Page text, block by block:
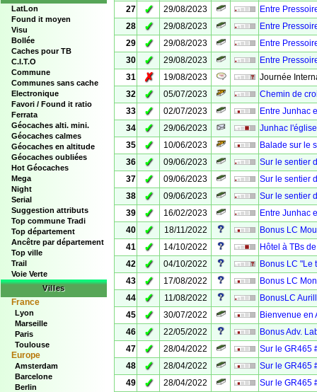
LatLon
Found it moyen
Visu
Bollée
Caches pour TB
C.I.T.O
Commune
Communes sans cache
Electronique
Favori / Found it ratio
Ferrata
Géocaches alti. mini.
Géocaches calmes
Géocaches en altitude
Géocaches oubliées
Hot Géocaches
Mega
Night
Serial
Suggestion attributs
Top commune Tradi
Top département
Ancêtre par département
Top ville
Trail
Voie Verte
Villes
France
Lyon
Marseille
Paris
Toulouse
Europe
Amsterdam
Barcelone
Berlin
27
✓ 29/08/2023
Entre
28
✓ 29/08/2023
Entre
29
✓ 29/08/2023
Entre
30
✓ 29/08/2023
Entre
31
✗ 19/08/2023
Journée
32
✓ 05/07/2023
Chemin de
33
✓ 02/07/2023
Entre Junhac
34
✓ 29/06/2023
Junhac
35
✓ 10/06/2023
Balade sur le
36
✓ 09/06/2023
Sur le sentier
37
✓ 09/06/2023
Sur le sentier
38
✓ 09/06/2023
Sur le sentier
39
✓ 16/02/2023
Entre Junhac
40
✓ 18/11/2022
Bonus LC
41
✓ 14/10/2022
Hôtel à TBs
42
✓ 04/10/2022
Bonus LC "Le
43
✓ 17/08/2022
Bonus LC
44
✓ 11/08/2022
BonusLC
45
✓ 30/07/2022
Bienvenue en
46
✓ 22/05/2022
Bonus Adv.
47
✓ 28/04/2022
Sur le GR465
48
✓ 28/04/2022
Sur le GR465
49
✓ 28/04/2022
Sur le GR465